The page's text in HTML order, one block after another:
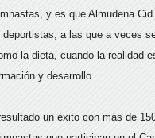
y es que Almudena
deportistas, a las que a veces
la dieta, cuando la realidad
y desarrollo.
un éxito con más de